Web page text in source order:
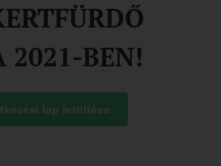
2021-BEN!
lap letöltése